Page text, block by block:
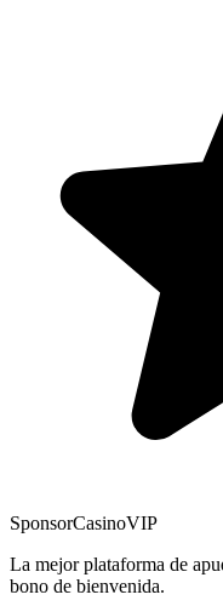
SponsorCasinoVIP
La mejor plataforma de
bono de bienvenida.